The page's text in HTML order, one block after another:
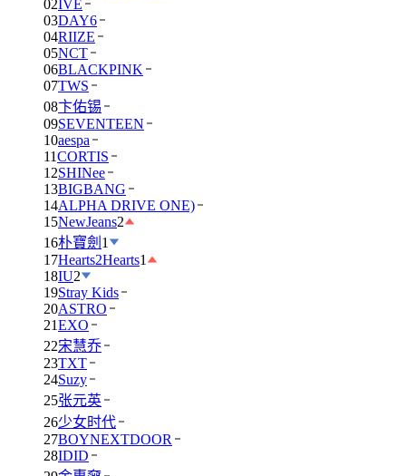
02IVE
03DAY6
04RIIZE
05NCT
06BLACKPINK
07TWS
08卞佑锡
09SEVENTEEN
10aespa
11CORTIS
12SHINee
13BIGBANG
14ALPHA DRIVE ONE)
15NewJeans2
16朴寶劍 1
17Hearts2Hearts1
18IU2
19Stray Kids
20ASTRO
21EXO
22宋慧乔
23TXT
24Suzy
25张元英
26少女时代
27BOYNEXTDOOR
28IDID